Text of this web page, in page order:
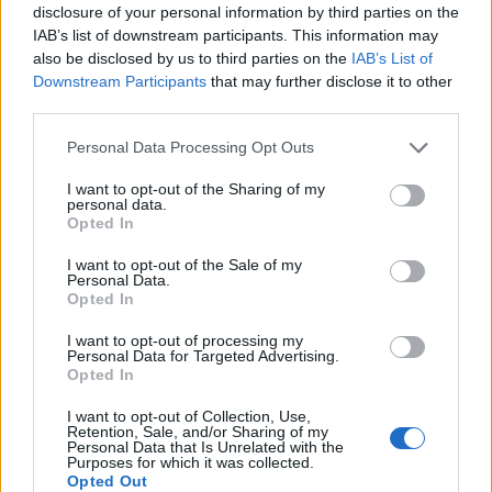
disclosure of your personal information by third parties on the
IAB’s list of downstream participants. This information may
also be disclosed by us to third parties on the IAB’s List of
Downstream Participants that may further disclose it to other
Personal Data Processing Opt Outs
I want to opt-out of the Sharing of my
personal data.
Opted In
I want to opt-out of the Sale of my
Personal Data.
Opted In
I want to opt-out of processing my
Personal Data for Targeted Advertising.
Opted In
I want to opt-out of Collection, Use,
Retention, Sale, and/or Sharing of my
Personal Data that Is Unrelated with the
Purposes for which it was collected.
Opted Out
august 2022
júl 2022
máj 2022
apríl 2022
február 2022
január 2022
december 2021
november 2021
október 2021